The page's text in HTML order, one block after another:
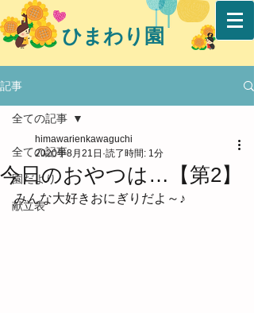
ひまわり園
記事
全ての記事
園だより
献立表
全ての記事
今日のおやつは…【第2】
himawarienkawaguchi
2020年8月21日 読了時間: 1分
みんな大好きおにぎりだよ～♪